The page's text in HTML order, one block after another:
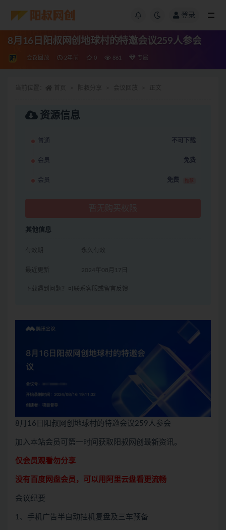
登录
8月16日阳叔网创地球村的特邀会议259人参会
会议回放 2年前 0 861 专属
资源信息
普通 不可下载
会员 免费
会员 免费 推荐
其他信息
有效期 永久有效
最近更新 2024年08月17日
下载遇到问题？可联系客服或留言反馈
8月16日阳叔网创地球村的特邀会议259人参会
加入本站会员可第一时间获取阳叔网创最新资讯。
仅会员观看勿分享
没有百度网盘会员，可以用阿里云盘看更流畅
会议纪要
1、手机广告半自动挂机复盘及三车预备